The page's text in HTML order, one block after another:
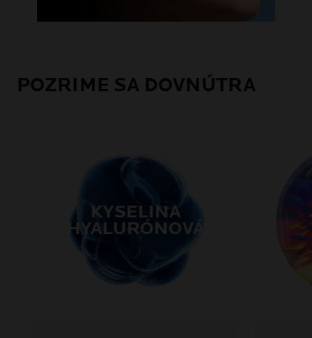
POZRIME SA DOVNÚTRA
KYSELINA
HYALURÓNOVÁ